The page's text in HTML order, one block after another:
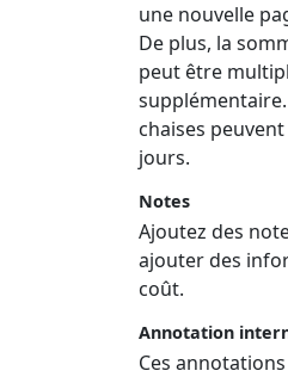
une nouvelle
De plus, la
peut être
chaises
jours.
Notes
Ajoutez des
ajouter des
coût.
Annotation
Ces